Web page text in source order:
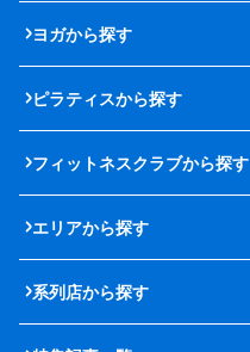
ヨガから探す
ピラティスから探す
フィットネスクラブから探す
エリアから探す
系列店から探す